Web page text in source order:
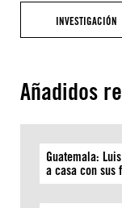
INVESTIGACIÓN
Añadidos
Guatemala:
a casa con sus